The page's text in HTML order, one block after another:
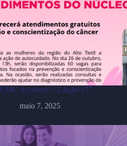
UMC Acontece – Edição 177
maio 7, 2025